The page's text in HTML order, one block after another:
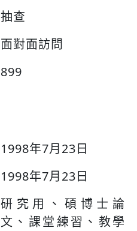
抽查
面對面訪問
899
1998年7月23日
1998年7月23日
研究用、碩博士論
文、課堂練習、教學